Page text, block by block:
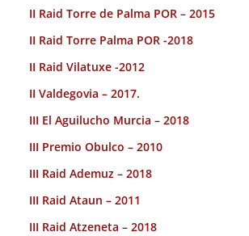
II Raid Torre de Palma POR – 2015
II Raid Torre Palma POR -2018
II Raid Vilatuxe -2012
II Valdegovia – 2017.
III El Aguilucho Murcia – 2018
III Premio Obulco – 2010
III Raid Ademuz – 2018
III Raid Ataun – 2011
III Raid Atzeneta – 2018